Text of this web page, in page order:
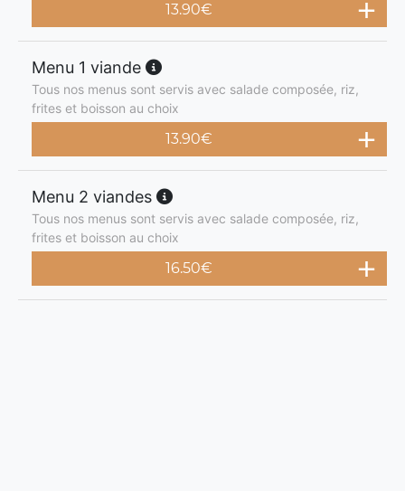
13.90€
Menu 1 viande
Tous nos menus sont servis avec salade composée, riz,
frites et boisson au choix
13.90€
Menu 2 viandes
Tous nos menus sont servis avec salade composée, riz,
frites et boisson au choix
16.50€